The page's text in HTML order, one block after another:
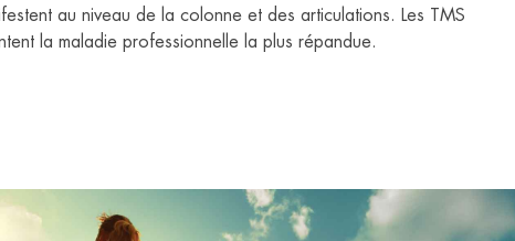
au niveau de la colonne et des articulations. Les TMS
la maladie professionnelle la plus répandue.